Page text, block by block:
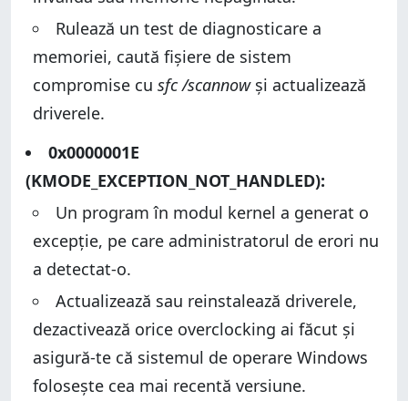
Rulează un test de diagnosticare a
memoriei, caută fișiere de sistem
compromise cu sfc /scannowși actualizează
driverele.
0x0000001E
(KMODE_EXCEPTION_NOT_HANDLED):
Un program în modul kernel a generat o
excepție, pe care administratorul de erori nu
a detectat-o.
Actualizează sau reinstalează driverele,
dezactivează orice overclocking ai făcut și
asigură-te că sistemul de operare Windows
folosește cea mai recentă versiune.